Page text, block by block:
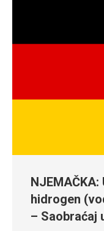
hidrogen
– Saobraćaj